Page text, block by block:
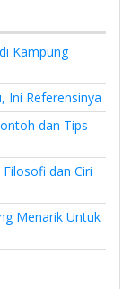
Kampung
Ini Referensinya
dan Tips
dan Ciri
Menarik Untuk